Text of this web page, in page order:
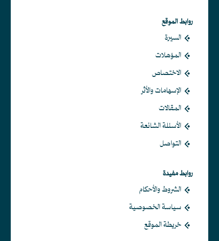
روابط الموقع
السيرة
المؤهلات
الاختصاص
الإسهامات والأثر
المقالات
الأسئلة الشائعة
التواصل
روابط مفيدة
الشروط والأحكام
سياسة الخصوصية
خريطة الموقع